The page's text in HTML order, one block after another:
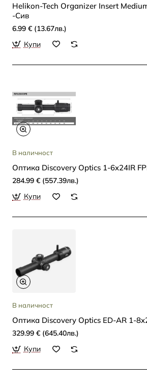
Helikon-Tech Organizer Insert
-Сив
6.99 € (13.67лв.)
Купи
В наличност
Oптика Discovery Optics 1-6x24IR
284.99 € (557.39лв.)
Купи
В наличност
Oптика Discovery Optics ED-AR 1-
329.99 € (645.40лв.)
Купи